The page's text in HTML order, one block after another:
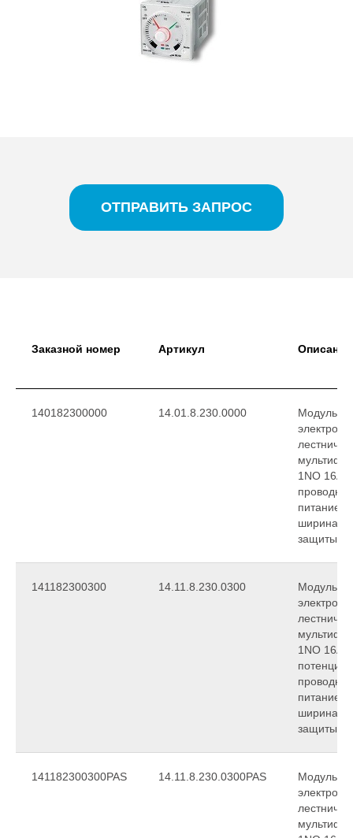
ОТПРАВИТЬ ЗАПРОС
Заказной номер Артикул Описание
140182300000 14.01.8.230.0000
1NO 16A,
питание
ширина
защиты
141182300300 14.11.8.230.0300
1NO 16A
питание
ширина
защиты
141182300300PAS 14.11.8.230.0300PAS